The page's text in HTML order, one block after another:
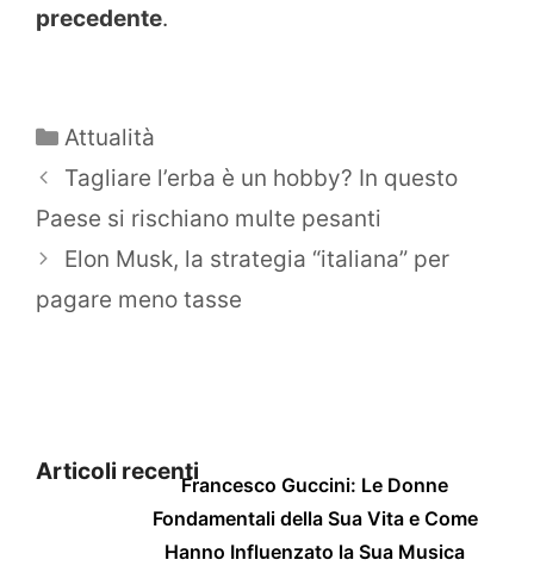
precedente.
Categorie
Attualità
Tagliare l’erba è un hobby? In questo
Paese si rischiano multe pesanti
Elon Musk, la strategia “italiana” per
pagare meno tasse
Articoli recentiFrancesco Guccini: Le Donne
Fondamentali della Sua Vita e Come
Hanno Influenzato la Sua Musica